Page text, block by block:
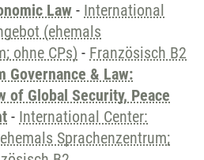
Law - International
(ehemals
ohne CPs) - Französisch B2
Governance & Law:
of Global Security, Peace
- International Center:
Sprachenzentrum;